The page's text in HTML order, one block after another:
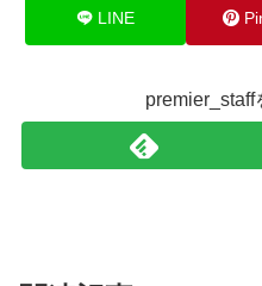
LINE
premier_staff